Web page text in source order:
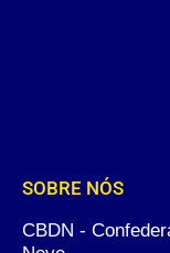
SOBRE NÓS
CBDN -